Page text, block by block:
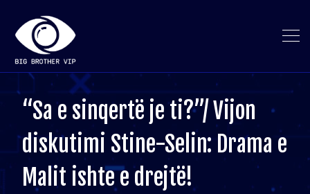
“Sa e sinqertë je ti?”/ Vijon
diskutimi Stine-Selin: Drama e
Malit ishte e drejtë!